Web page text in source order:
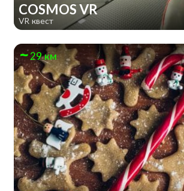
COSMOS VR
VR квест
29 км